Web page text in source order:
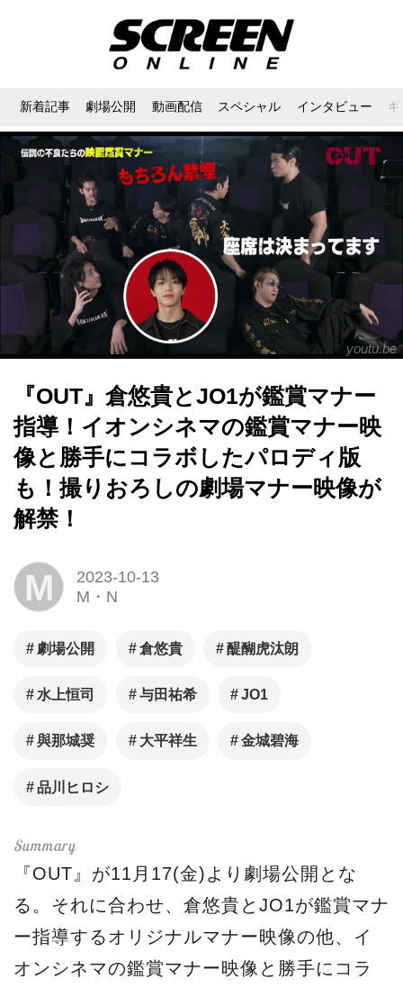
新着記事 劇場公開 動画配信 スペシャル インタビュー
youtu.be
『OUT』倉悠貴とJO1が鑑賞マナー
指導！イオンシネマの鑑賞マナー映
像と勝手にコラボしたパロディ版
も！撮りおろしの劇場マナー映像が
解禁！
M
2023-10-13
M・N
劇場公開 倉悠貴 醍醐虎汰朗
⽔上恒司 与田祐希 JO1
與那城奨 ⼤平祥⽣ ⾦城碧海
品川ヒロシ
『OUT』が11月17(金)より劇場公開とな
る。それに合わせ、倉悠貴とJO1が鑑賞マナ
ー指導するオリジナルマナー映像の他、イ
オンシネマの鑑賞マナー映像と勝手にコラ